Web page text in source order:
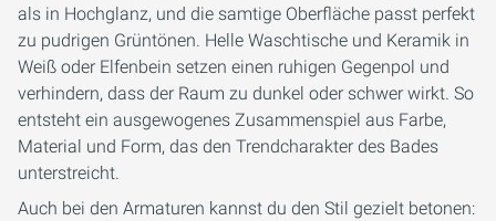
als in Hochglanz, und die samtige Oberfläche passt perfekt
zu pudrigen Grüntönen. Helle Waschtische und Keramik in
Weiß oder Elfenbein setzen einen ruhigen Gegenpol und
verhindern, dass der Raum zu dunkel oder schwer wirkt. So
entsteht ein ausgewogenes Zusammenspiel aus Farbe,
Material und Form, das den Trendcharakter des Bades
unterstreicht.
Auch bei den Armaturen kannst du den Stil gezielt betonen: